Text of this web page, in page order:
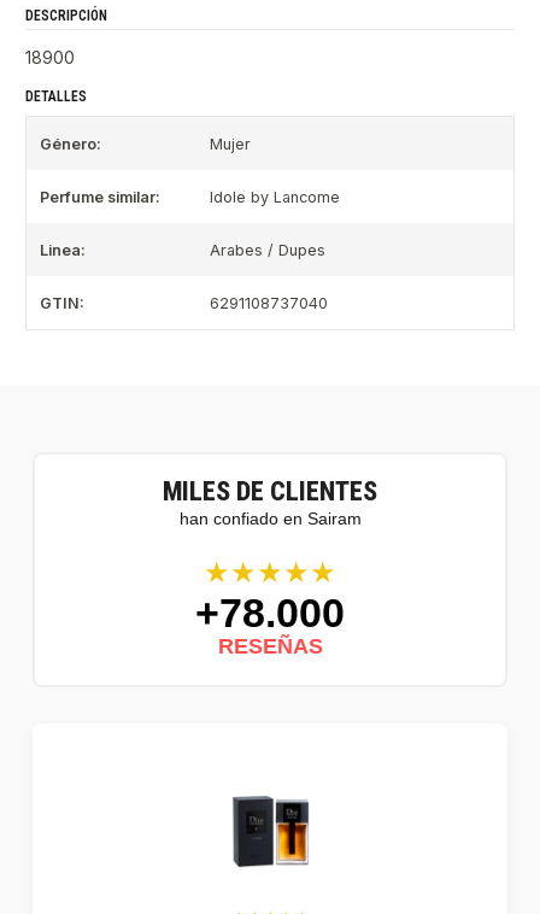
DESCRIPCIÓN
18900
DETALLES
Género: Mujer
Perfume similar: Idole by Lancome
Linea: Arabes / Dupes
GTIN: 6291108737040
MILES DE CLIENTES
han confiado en Sairam
★★★★★
+78.000
RESEÑAS